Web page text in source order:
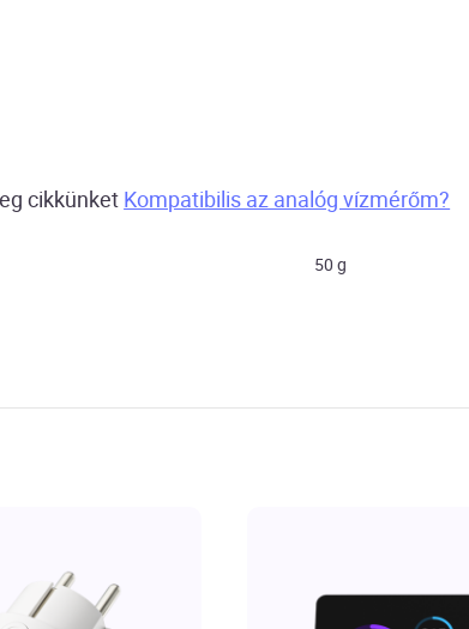
cikkünket Kompatibilis az analóg vízmérőm?
50 g